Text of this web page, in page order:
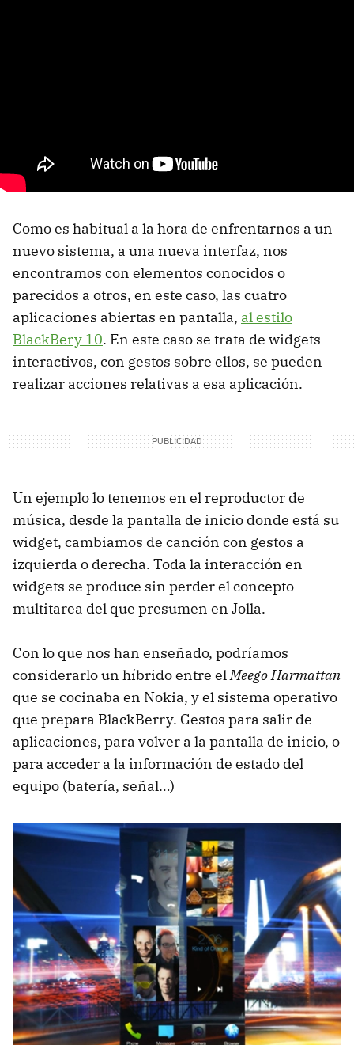
Como es habitual a la hora de enfrentarnos a un
nuevo sistema, a una nueva interfaz, nos
encontramos con elementos conocidos o
parecidos a otros, en este caso, las cuatro
aplicaciones abiertas en pantalla, al estilo
BlackBery 10. En este caso se trata de widgets
interactivos, con gestos sobre ellos, se pueden
realizar acciones relativas a esa aplicación.
Un ejemplo lo tenemos en el reproductor de
música, desde la pantalla de inicio donde está su
widget, cambiamos de canción con gestos a
izquierda o derecha. Toda la interacción en
widgets se produce sin perder el concepto
multitarea del que presumen en Jolla.
Con lo que nos han enseñado, podríamos
considerarlo un híbrido entre elMeego Harmattan
que se cocinaba en Nokia, y el sistema operativo
que prepara BlackBerry. Gestos para salir de
aplicaciones, para volver a la pantalla de inicio, o
para acceder a la información de estado del
equipo (batería, señal…)